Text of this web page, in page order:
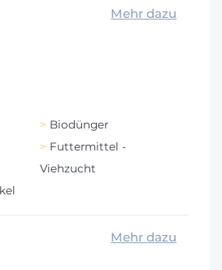
Mehr dazu
Biodünger
Futtermittel -
Viehzucht
Mehr dazu